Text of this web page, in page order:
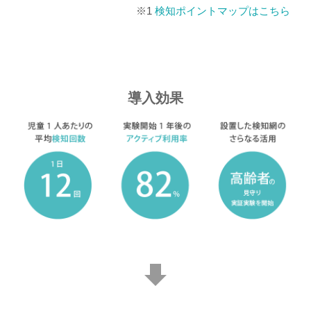
※1 検知ポイントマップはこちら
導入効果